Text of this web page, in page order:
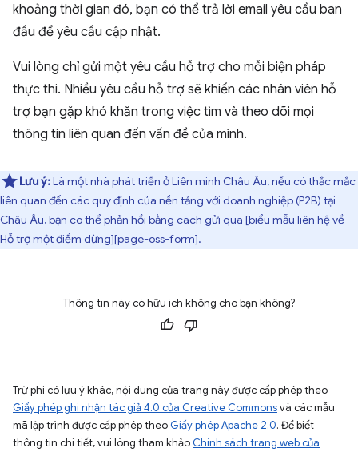
khoảng thời gian đó, bạn có thể trả lời email yêu cầu ban
đầu để yêu cầu cập nhật.
Vui lòng chỉ gửi một yêu cầu hỗ trợ cho mỗi biện pháp
thực thi. Nhiều yêu cầu hỗ trợ sẽ khiến các nhân viên hỗ
trợ bạn gặp khó khăn trong việc tìm và theo dõi mọi
thông tin liên quan đến vấn đề của mình.
Lưu ý:Là một nhà phát triển ở Liên minh Châu Âu, nếu có thắc mắc
liên quan đến các quy định của nền tảng với doanh nghiệp (P2B) tại
Châu Âu, bạn có thể phản hồi bằng cách gửi qua [biểu mẫu liên hệ về
Hỗ trợ một điểm dừng][page-oss-form].
Thông tin này có hữu ích không cho bạn không?
Trừ phi có lưu ý khác, nội dung của trang này được cấp phép theo
Giấy phép ghi nhận tác giả 4.0 của Creative Commonsvà các mẫu
mã lập trình được cấp phép theo Giấy phép Apache 2.0. Để biết
thông tin chi tiết, vui lòng tham khảo Chính sách trang web của